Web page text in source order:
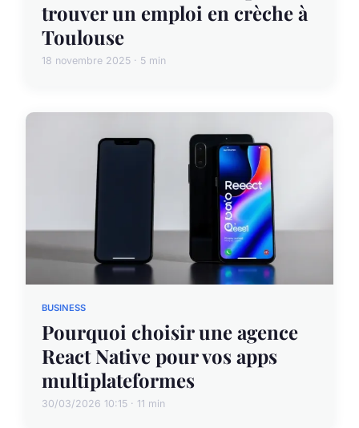
trouver un emploi en crèche à
Toulouse
18 novembre 2025 · 5 min
BUSINESS
Pourquoi choisir une agence
React Native pour vos apps
multiplateformes
30/03/2026 10:15 · 11 min